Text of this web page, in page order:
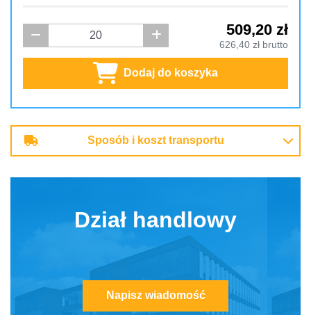
509,20zł
626,40zł brutto
Dodaj do koszyka
Sposób i koszt transportu
Dział handlowy
Napisz wiadomość